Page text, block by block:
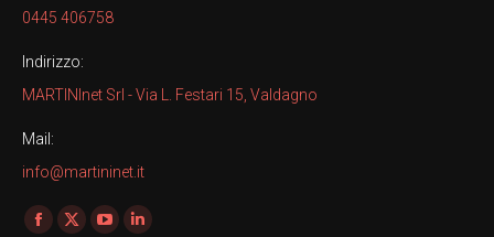
0445 406758
Indirizzo:
MARTINInet Srl - Via L. Festari 15, Valdagno
Mail:
info@martininet.it
Find us on:
Facebook
X YouTubeLinkedin